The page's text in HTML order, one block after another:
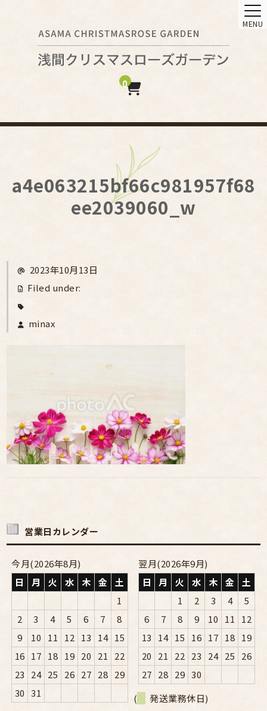
0
MENU
a4e063215bf66c981957f68
ee2039060_w
2023年10月13日
Filed under:
minax
営業日カレンダー
今月(2026年8月)
日
月 火 水 木 金
土
1
2
3 4 5 6 7
8
9
10 11 12 13 14 15
16 17 18 19 20 21
22
23
24 25 26 27 28 29
30 31
翌月(2026年9月)
日
月 火 水 木 金
土
1
2 3 4
5
6
7 8 9 10 11
12
13
14 15 16 17 18 19
20
21 22 23 24 25
26
27 28 29 30
(
発送業務休日)